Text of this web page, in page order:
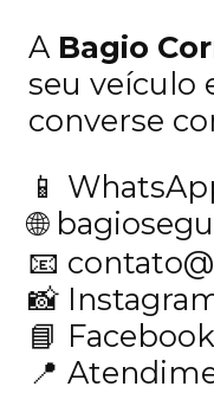
A Bagio
seu veículo
converse
📱
🌐
📧
📸
📘
📍